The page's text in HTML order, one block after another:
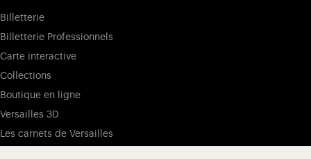
Billetterie
Billetterie Professionnels
Carte interactive
Collections
Boutique en ligne
Versailles 3D
Les carnets de Versailles